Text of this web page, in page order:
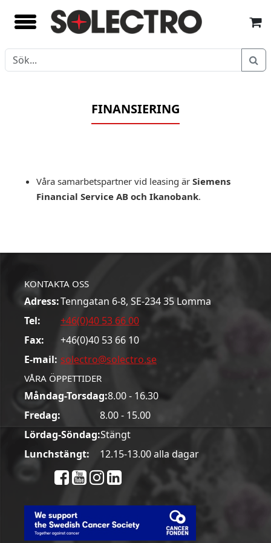
FINANSIERING
Våra samarbetspartner vid leasing är Siemens
Financial Service AB och Ikanobank.
KONTAKTA OSS
Adress:Tenngatan 6-8, SE-234 35 Lomma
Tel:
+46(0)40 53 66 00
Fax:
+46(0)40 53 66 10
E-mail: solectro@solectro.se
VÅRA ÖPPETTIDER
Måndag-Torsdag:8.00 - 16.30
Fredag:
8.00 - 15.00
Lördag-Söndag:Stängt
Lunchstängt:
12.15-13.00 alla dagar